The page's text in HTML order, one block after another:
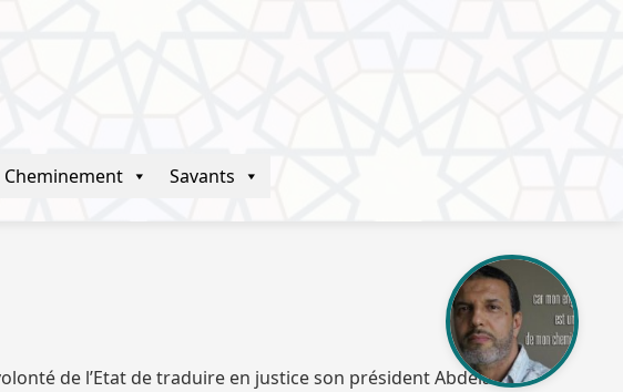
Cheminement Savants
de l’Etat de traduire en justice son président Abdelaziz